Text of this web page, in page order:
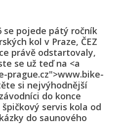
se pojede pátý ročník
kol v Praze, ČEZ
právě odstartovaly,
se už teď na <a
prague.cz">www.bike-
si nejvýhodnější
do konce
servis kola od
do saunového